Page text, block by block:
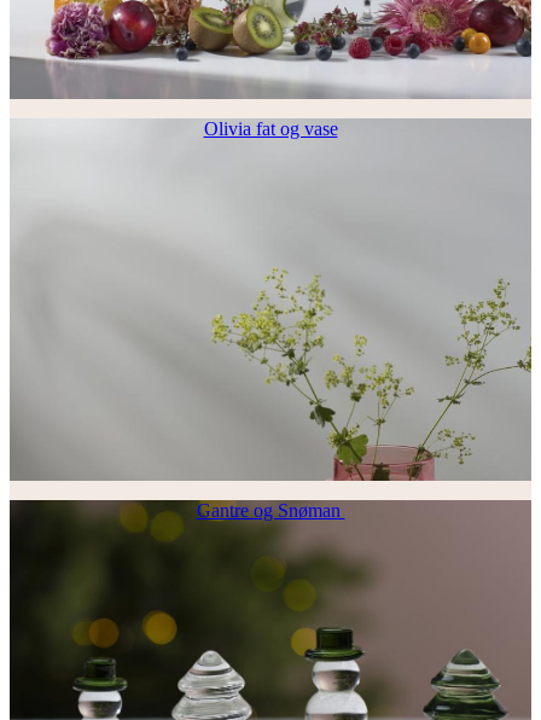
Olivia fat og vase
Gantre og Snøman